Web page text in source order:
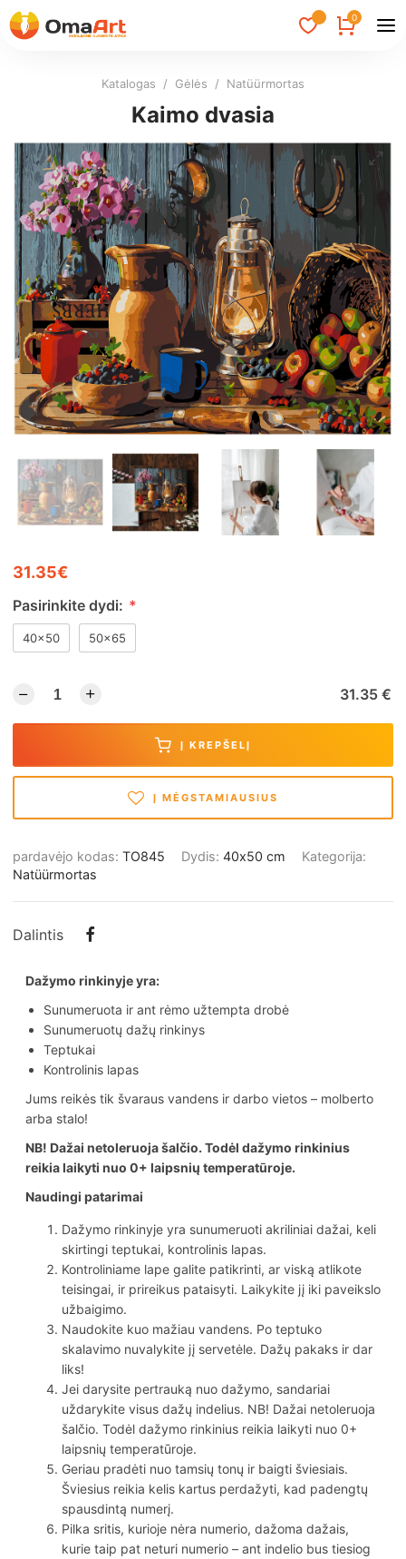
0
Katalogas / Gėlės / Natüürmortas
Kaimo dvasia
31.35€
Pasirinkite dydi: *
40x50 50x65
31.35 €
Į KREPŠELĮ
Į MĖGSTAMIAUSIUS
pardavėjo kodas: TO845 Dydis: 40х50 cm
Kategorija:
Natüürmortas
Dalintis
Dažymo rinkinyje yra:
Sunumeruota ir ant rėmo užtempta drobė
Sunumeruotų dažų rinkinys
Teptukai
Kontrolinis lapas
Jums reikės tik švaraus vandens ir darbo vietos – molberto
arba stalo!
NB! Dažai netoleruoja šalčio. Todėl dažymo rinkinius
reikia laikyti nuo 0+ laipsnių temperatūroje.
Naudingi patarimai
Dažymo rinkinyje yra sunumeruoti akriliniai dažai, keli
skirtingi teptukai, kontrolinis lapas.
Kontroliniame lape galite patikrinti, ar viską atlikote
teisingai, ir prireikus pataisyti. Laikykite jį iki paveikslo
užbaigimo.
Naudokite kuo mažiau vandens. Po teptuko
skalavimo nuvalykite jį servetėle. Dažų pakaks ir dar
liks!
Jei darysite pertrauką nuo dažymo, sandariai
uždarykite visus dažų indelius. NB! Dažai netoleruoja
šalčio. Todėl dažymo rinkinius reikia laikyti nuo 0+
laipsnių temperatūroje.
Geriau pradėti nuo tamsių tonų ir baigti šviesiais.
Šviesius reikia kelis kartus perdažyti, kad padengtų
spausdintą numerį.
Pilka sritis, kurioje nėra numerio, dažoma dažais,
kurie taip pat neturi numerio – ant indelio bus tiesiog